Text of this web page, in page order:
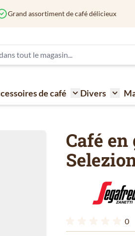
submenu for Sucre - Lait -
de café
Toggle
Divers
Café
0